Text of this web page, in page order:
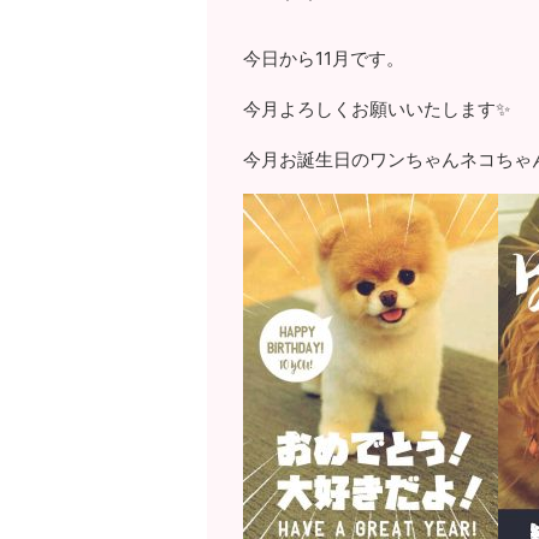
今日から11月です。
今月よろしくお願いいたします✨
今月お誕生日のワンちゃんネコちゃ